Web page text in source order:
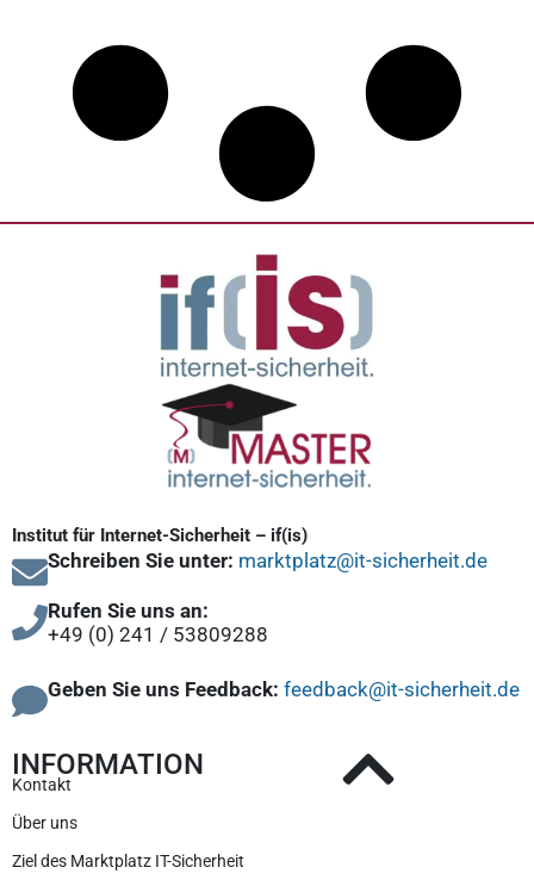
Institut für Internet-Sicherheit – if(is)
Schreiben Sie unter: marktplatz@it-sicherheit.de
Rufen Sie uns an:
+49 (0) 241 / 53809288
Geben Sie uns Feedback: feedback@it-sicherheit.de
INFORMATION
Kontakt
Über uns
Ziel des Marktplatz IT-Sicherheit